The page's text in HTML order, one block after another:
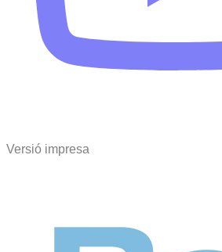
Versió impresa